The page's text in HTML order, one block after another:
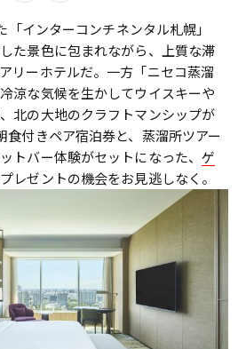
インターコンチネンタル札幌」
た景色に包まれながら、上質な滞
リーホテルだ。一方「ニセコ蒸溜
涼な気候を生かしてウイスキーや
北の大地のクラフトマンシップが
食付きペア宿泊券と、蒸溜所ツアー
トバー体験がセットになった、 ゲ
レゼントの機会をお見逃しなく。